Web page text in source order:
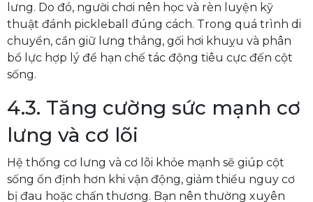
lưng. Do đó, người chơi nên học và rèn luyện kỹ
thuật đánh pickleball đúng cách. Trong quá trình di
chuyển, cần giữ lưng thẳng, gối hơi khuỵu và phân
bổ lực hợp lý để hạn chế tác động tiêu cực đến cột
sống.
4.3. Tăng cường sức mạnh cơ
lưng và cơ lõi
Hệ thống cơ lưng và cơ lõi khỏe mạnh sẽ giúp cột
sống ổn định hơn khi vận động, giảm thiểu nguy cơ
bị đau hoặc chấn thương. Bạn nên thường xuyên